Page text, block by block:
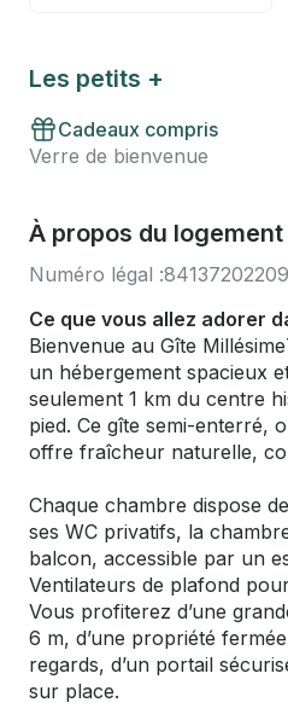
Les petits +
Cadeaux compris
Verre de bienvenue
À propos du logement
Numéro légal :84137202209
Ce que vous allez adorer
Bienvenue au Gîte
un hébergement spacieux
seulement 1 km du centre
pied. Ce gîte semi-enterré,
offre fraîcheur naturelle,
Chaque chambre dispose
ses WC privatifs, la
balcon, accessible par un
Ventilateurs de plafond
Vous profiterez d’une
6 m, d’une propriété
regards, d’un portail
sur place.